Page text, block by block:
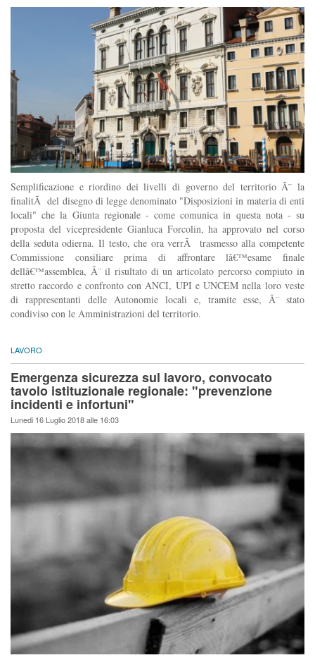
Semplificazione e riordino dei livelli di governo del territorio Ã¨ la
finalitÃ del disegno di legge denominato "Disposizioni in materia di enti
locali" che la Giunta regionale - come comunica in questa nota - su
proposta del vicepresidente Gianluca Forcolin, ha approvato nel corso
della seduta odierna. Il testo, che ora verrÃ trasmesso alla competente
Commissione consiliare prima di affrontare lâ€™esame finale
dellâ€™assemblea, Ã¨ il risultato di un articolato percorso compiuto in
stretto raccordo e confronto con ANCI, UPI e UNCEM nella loro veste
di rappresentanti delle Autonomie locali e, tramite esse, Ã¨ stato
condiviso con le Amministrazioni del territorio.
LAVORO
Emergenza sicurezza sul lavoro, convocato
tavolo istituzionale regionale: "prevenzione
incidenti e infortuni"
Lunedi 16 Luglio 2018 alle 16:03